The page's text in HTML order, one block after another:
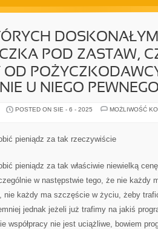
POD ZASTAW,
OD
U NIEGO
POSTED ON SIE - 6 - 2025
MOŻLIWOŚĆ
pieniądz za tak rzeczywiście
pieniądz za tak właściwie niewielką
w następstwie tego, że nie każdy
nie każdy ma szczęście w życiu, żeby
jednak jeżeli już trafimy na jakiś
współpracy nie jest uciążliwe, bowiem